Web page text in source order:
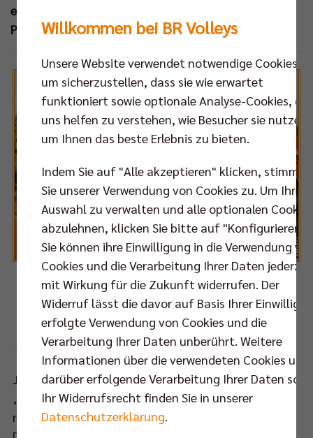
echter Hingucker und entwickelte sich schnell zum
Publikumsmagnet für Groß und Klein.
Reges Treiben auf dem "Urban Volley Court" beim "Festival der Riesendrachen" in
Foto: Clara Carl / BR Volleys
Jeder der Lust hatte, konnte sich selbst auf dem
„Urban Volley Court“ ausprobieren und spätestens
nach dem Eintreffen einiger Profispieler des
Willkommen bei BR Volleys
Unsere Website verwendet notwendige Cookies,
um sicherzustellen, dass sie wie erwartet
funktioniert sowie optionale Analyse-Cookies, die
uns helfen zu verstehen, wie Besucher sie nutzen,
um Ihnen das beste Erlebnis zu bieten.
Indem Sie auf "Alle akzeptieren" klicken, stimmen
Sie unserer Verwendung von Cookies zu. Um Ihre
Auswahl zu verwalten und alle optionalen Cookies
abzulehnen, klicken Sie bitte auf "Konfigurieren".
Sie können ihre Einwilligung in die Verwendung
Cookies und die Verarbeitung Ihrer Daten
mit Wirkung für die Zukunft widerrufen. Der
Widerruf lässt die davor auf Basis Ihrer
erfolgte Verwendung von Cookies und die
Verarbeitung Ihrer Daten unberührt. Weitere
Informationen über die verwendeten Cookies und
darüber erfolgende Verarbeitung Ihrer Daten
Ihr Widerrufsrecht finden Sie in unserer
Datenschutzerklärung.